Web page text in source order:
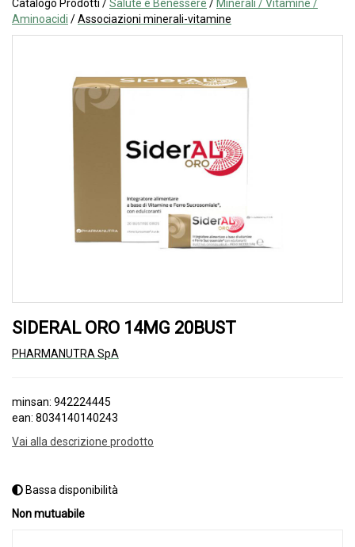
Catalogo Prodotti /Salute e Benessere / Minerali / Vitamine /
Aminoacidi /Associazioni minerali-vitamine
SIDERAL ORO 14MG 20BUST
PHARMANUTRA SpA
minsan: 942224445
ean: 8034140140243
Vai alla descrizione prodotto
Bassa disponibilità
Non mutuabile